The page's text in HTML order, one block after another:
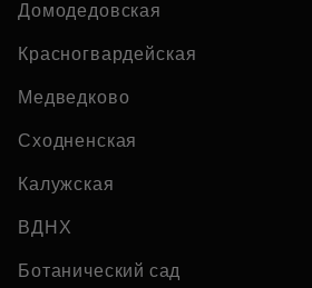
Домодедовская
Красногвардейская
Медведково
Сходненская
Калужская
ВДНХ
Ботанический сад